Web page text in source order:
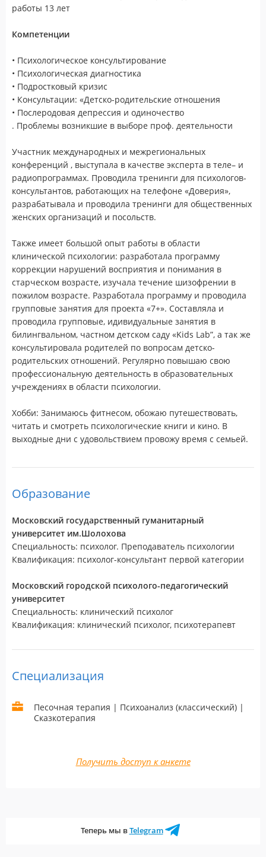
работы 13 лет
Компетенции
• Психологическое консультирование
• Психологическая диагностика
• Подростковый кризис
• Консультации: «Детско-родительские отношения
• Послеродовая депрессия и одиночество
. Проблемы возникшие в выборе проф. деятельности
Участник международных и межрегиональных
конференций , выступала в качестве эксперта в теле– и
радиопрограммах. Проводила тренинги для психологов-
консультантов, работающих на телефоне «Доверия»,
разрабатывала и проводила тренинги для общественных
женских организаций и посольств.
Также имеет большой опыт работы в области
клинической психологии: разработала программу
коррекции нарушений восприятия и понимания в
старческом возрасте, изучала течение шизофрении в
пожилом возрасте. Разработала программу и проводила
групповые занятия для проекта «7+». Составляла и
проводила групповые, идивидуальные занятия в
билингвальном, частном детском саду «Kids Lab”, а так же
консультировала родителей по вопросам детско-
родительских отношений. Регулярно повышаю свою
профессиональную деятельность в образовательных
учреждениях в области психологии.
Хобби: Занимаюсь фитнесом, обожаю путешествовать,
читать и смотреть психологические книги и кино. В
выходные дни с удовольствием провожу время с семьей.
Образование
Московский государственный гуманитарный
университет им.Шолохова
Специальность: психолог. Преподаватель психологии
Квалификация: психолог-консультант первой категории
Московский городской психолого-педагогический
университет
Специальность: клинический психолог
Квалификация: клинический психолог, психотерапевт
Специализация
Песочная терапия | Психоанализ (классический) |
Сказкотерапия
Получить доступ к анкете
Теперь мы вTelegram